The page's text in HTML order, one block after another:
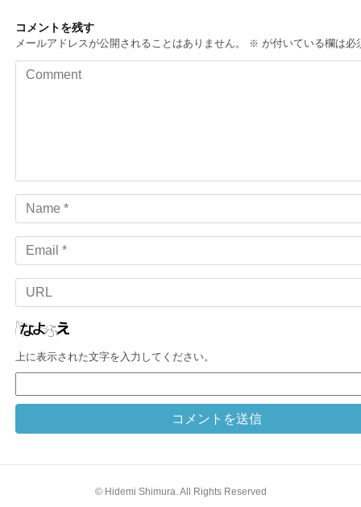
コメントを残す
メールアドレスが公開されることはありません。 ※ が付いている欄は必
上に表示された文字を入力してください。
© Hidemi Shimura. All Rights Reserved